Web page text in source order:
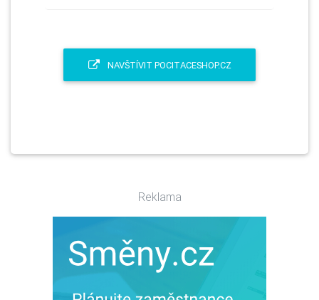
NAVŠTÍVIT POCITACESHOP.CZ
Reklama